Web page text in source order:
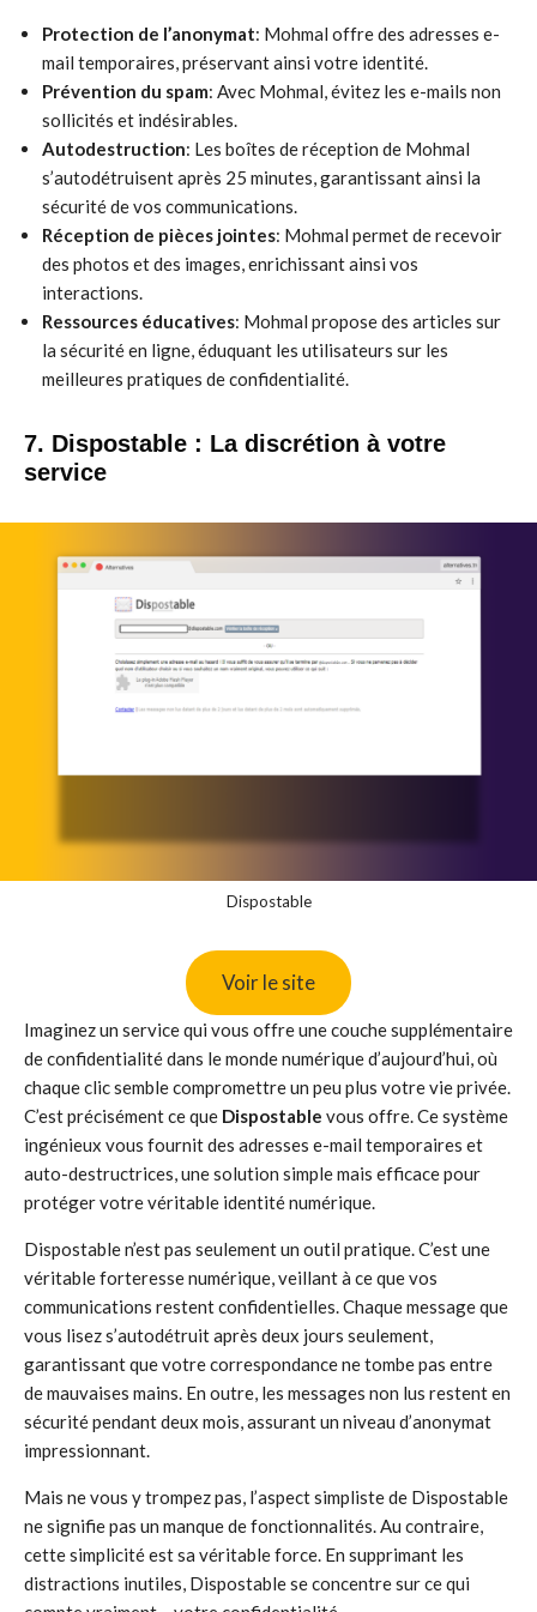
Protection de l’anonymat: Mohmal offre des adresses e-
mail temporaires, préservant ainsi votre identité.
Prévention du spam: Avec Mohmal, évitez les e-mails non
sollicités et indésirables.
Autodestruction: Les boîtes de réception de Mohmal
s’autodétruisent après 25 minutes, garantissant ainsi la
sécurité de vos communications.
Réception de pièces jointes: Mohmal permet de recevoir
des photos et des images, enrichissant ainsi vos
interactions.
Ressources éducatives: Mohmal propose des articles sur
la sécurité en ligne, éduquant les utilisateurs sur les
meilleures pratiques de confidentialité.
7. Dispostable : La discrétion à votre
service
Dispostable
Voir le site
Imaginez un service qui vous offre une couche supplémentaire
de confidentialité dans le monde numérique d’aujourd’hui, où
chaque clic semble compromettre un peu plus votre vie privée.
C’est précisément ce que Dispostable vous offre. Ce système
ingénieux vous fournit des adresses e-mail temporaires et
auto-destructrices, une solution simple mais efficace pour
protéger votre véritable identité numérique.
Dispostable n’est pas seulement un outil pratique. C’est une
véritable forteresse numérique, veillant à ce que vos
communications restent confidentielles. Chaque message que
vous lisez s’autodétruit après deux jours seulement,
garantissant que votre correspondance ne tombe pas entre
de mauvaises mains. En outre, les messages non lus restent en
sécurité pendant deux mois, assurant un niveau d’anonymat
impressionnant.
Mais ne vous y trompez pas, l’aspect simpliste de Dispostable
ne signifie pas un manque de fonctionnalités. Au contraire,
cette simplicité est sa véritable force. En supprimant les
distractions inutiles, Dispostable se concentre sur ce qui